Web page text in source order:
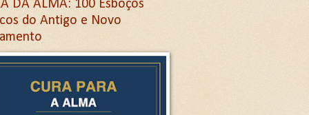
G
DA ALMA: 100 Esboços
do Antigo e Novo